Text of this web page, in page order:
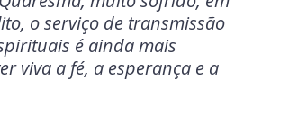
o serviço de transmissão
é ainda mais
viva a fé, a esperança e a